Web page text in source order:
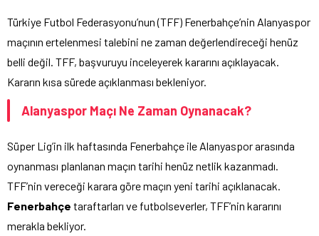
Türkiye Futbol Federasyonu’nun (TFF) Fenerbahçe’nin Alanyaspor
maçının ertelenmesi talebini ne zaman değerlendireceği henüz
belli değil. TFF, başvuruyu inceleyerek kararını açıklayacak.
Kararın kısa sürede açıklanması bekleniyor.
Alanyaspor Maçı Ne Zaman Oynanacak?
Süper Lig’in ilk haftasında Fenerbahçe ile Alanyaspor arasında
oynanması planlanan maçın tarihi henüz netlik kazanmadı.
TFF’nin vereceği karara göre maçın yeni tarihi açıklanacak.
Fenerbahçe taraftarları ve futbolseverler, TFF’nin kararını
merakla bekliyor.